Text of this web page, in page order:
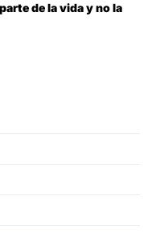
de la vida y no la